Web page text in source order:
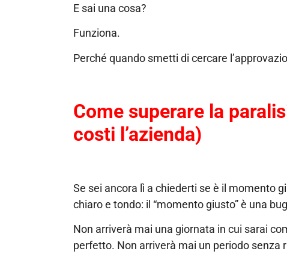
E sai una cosa?
Funziona.
Perché quando smetti di cercare
Come superare la
costi l’azienda)
Se sei ancora lì a chiederti se è il momento
chiaro e tondo: il “momento giusto” è una
Non arriverà mai una giornata in cui sarai
perfetto. Non arriverà mai un periodo senza